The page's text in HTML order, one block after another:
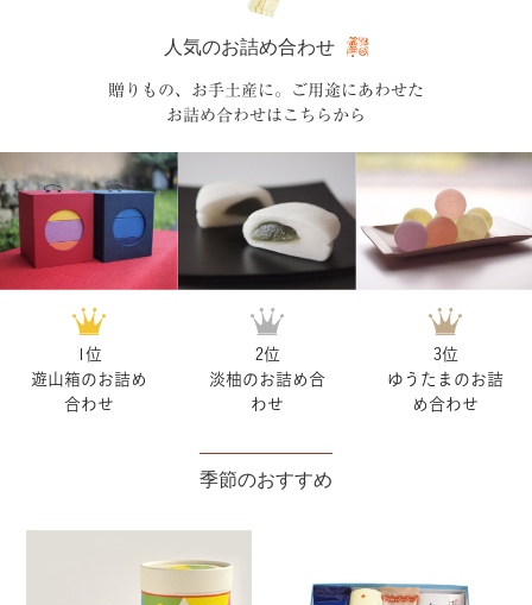
人気のお詰め合わせ
贈りもの、お手土産に。ご用途にあわせた
お詰め合わせはこちらから
1位
遊山箱のお詰め
合わせ
2位
淡柚のお詰め合
わせ
3位
ゆうたまのお詰
め合わせ
季節のおすすめ